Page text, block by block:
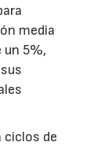
media
un 5%,
ciclos de